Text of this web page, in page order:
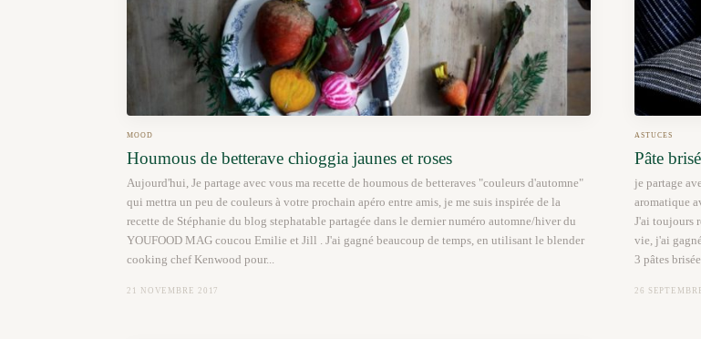
MOOD
Houmous de betterave chioggia jaunes et roses
Aujourd'hui, Je partage avec vous ma recette de houmous de betteraves "couleurs d'automne"
qui mettra un peu de couleurs à votre prochain apéro entre amis, je me suis inspirée de la
recette de Stéphanie du blog stephatable partagée dans le dernier numéro automne/hiver du
YOUFOOD MAG coucou Emilie et Jill . J'ai gagné beaucoup de temps, en utilisant le blender
cooking chef Kenwood pour...
21 NOVEMBRE 2017
ASTUCES
Pâte
je partage
aromatique
J'ai toujours
vie, j'ai
3 pâtes
26